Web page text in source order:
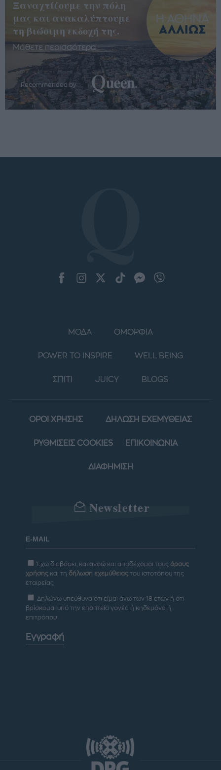
Ξαναχτίζουμε την πόλη
μας και ανακαλύπτουμε
τη βιώσιμη εκδοχή της.
Μάθετε περισσότερα
Recommended by
ΜΟΔΑ ΟΜΟΡΦΙΑ
POWER TO INSPIRE WELL BEING
ΣΠΙΤΙ JUICY BLOGS
ΟΡΟΙ ΧΡΗΣΗΣ ΔΗΛΩΣΗ ΕΧΕΜΥΘΕΙΑΣ
ΡΥΘΜΙΣΕΙΣ COOKIES ΕΠΙΚΟΙΝΩΝΙΑ
ΔΙΑΦΗΜΙΣΗ
Newsletter
Έχω διαβάσει, κατανοώ και αποδέχομαι τους όρους
χρήσης και τη δήλωση εχεμύθειας του ιστοτόπου της
εταιρείας
Δηλώνω υπεύθυνα ότι είμαι άνω των 18 ετών ή ότι
βρίσκομαι υπό την εποπτεία γονέα ή κηδεμόνα ή
επιτρόπου
Εγγραφή